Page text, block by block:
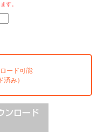
す。
ード可能
済み）